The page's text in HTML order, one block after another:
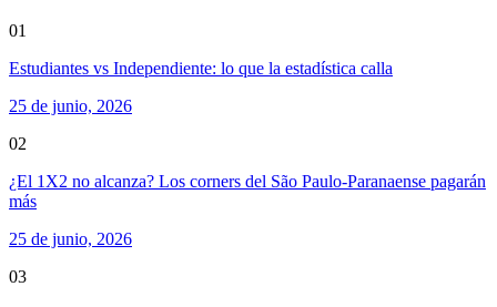
01
Estudiantes vs Independiente: lo que la estadística calla
25 de junio, 2026
02
¿El 1X2 no alcanza? Los corners del São Paulo-Paranaense pagarán
más
25 de junio, 2026
03